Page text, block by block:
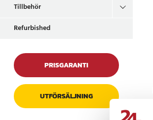
Tillbehör
Refurbished
PRISGARANTI
UTFÖRSÄLJNING